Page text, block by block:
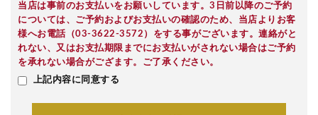
当店は事前のお支払いをお願いしています。3日前以降のご予約
については、ご予約およびお支払いの確認のため、当店よりお客
様へお電話（03-3622-3572）をする事がございます。連絡がと
れない、又はお支払期限までにお支払いがされない場合はご予約
を承れない場合がござます。ご了承ください。
上記内容に同意する